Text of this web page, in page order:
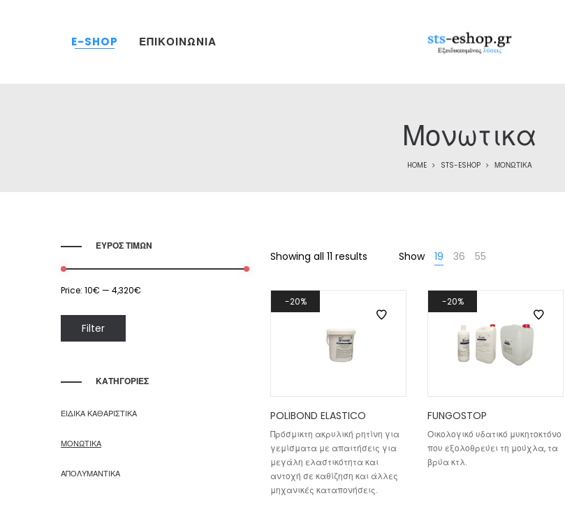
E-SHOP ΕΠΙΚΟΙΝΩΝΙΑ
Μονωτικα
HOME STS-ESHOP ΜΟΝΩΤΙΚΑ
Showing all 11 results Show 19 36 55
20%
POLIBOND ELASTICO
Πρόσμικτη ακρυλική ρητίνη για
γεμίσματα με απαιτήσεις για
μεγάλη ελαστικότητα και
αντοχή σε καθίζηση και άλλες
μηχανικές καταπονήσεις.
20%
FUNGOSTOP
Οικολογικό υδατικό μυκητοκτόνο
που εξολοθρεύει τη μούχλα, τα
βρύα κτλ.
ΕΥΡΟΣ ΤΙΜΩΝ
price
price
Filter
Price: 10€ — 4,320€
ΚΑΤΗΓΟΡΙΕΣ
ΕΙΔΙΚΑ ΚΑΘΑΡΙΣΤΙΚΑ
ΜΟΝΩΤΙΚΑ
ΑΠΟΛΥΜΑΝΤΙΚΑ